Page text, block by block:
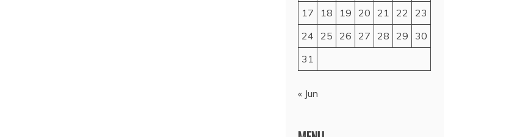
17
18 19 20 21 22
23
24
25 26 27 28 29
30
31
« Jun